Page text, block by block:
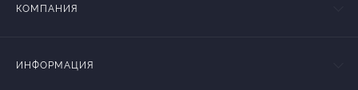
КОМПАНИЯ
ИНФОРМАЦИЯ